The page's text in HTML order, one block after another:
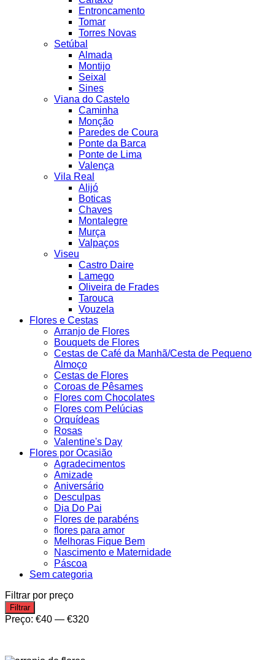
Entroncamento
Tomar
Torres Novas
Setúbal
Almada
Montijo
Seixal
Sines
Viana do Castelo
Caminha
Monção
Paredes de Coura
Ponte da Barca
Ponte de Lima
Valença
Vila Real
Alijó
Boticas
Chaves
Montalegre
Murça
Valpaços
Viseu
Castro Daire
Lamego
Oliveira de Frades
Tarouca
Vouzela
Flores e Cestas
Arranjo de Flores
Bouquets de Flores
Cestas de Café da Manhã/Cesta de Pequeno
Almoço
Cestas de Flores
Coroas de Pêsames
Flores com Chocolates
Flores com Pelúcias
Orquídeas
Rosas
Valentine's Day
Flores por Ocasião
Agradecimentos
Amizade
Aniversário
Desculpas
Dia Do Pai
Flores de parabéns
flores para amor
Melhoras Fique Bem
Nascimento e Maternidade
Páscoa
Sem categoria
Filtrar por preço
Preço
mínimo
Preço
máximo
Filtrar
Preço: €40 — €320